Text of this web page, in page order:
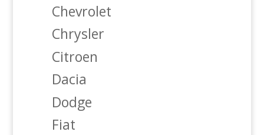
Chevrolet
Chrysler
Citroen
Dacia
Dodge
Fiat